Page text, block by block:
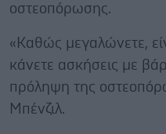
οστεοπόρωσης.
«Καθώς μεγαλώνετε,
κάνετε ασκήσεις με
πρόληψη της
Μπένζιλ.